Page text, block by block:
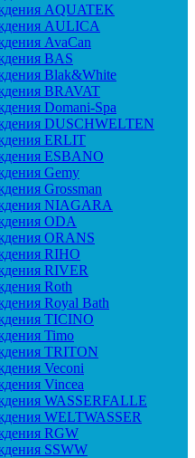
AQUATEK
AULICA
AvaCan
BAS
Blak&White
BRAVAT
Domani-Spa
DUSCHWELTEN
ERLIT
ESBANO
Gemy
Grossman
NIAGARA
ODA
ORANS
RIHO
RIVER
Roth
Royal Bath
TICINO
Timo
TRITON
Veconi
Vincea
WASSERFALLE
WELTWASSER
RGW
SSWW